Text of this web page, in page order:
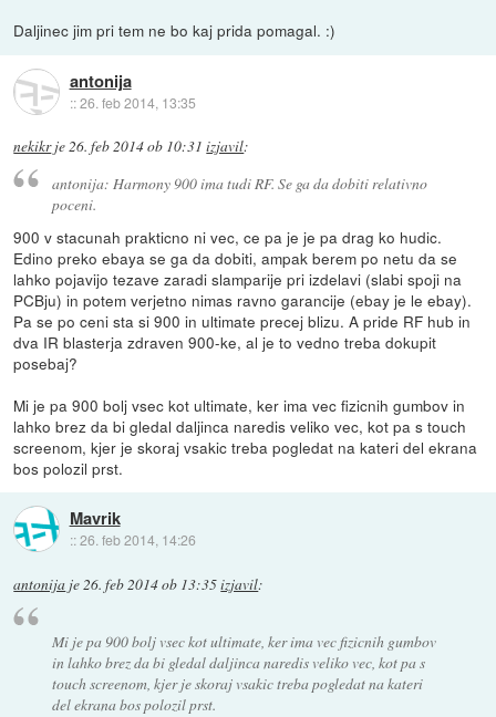
Daljinec jim pri tem ne bo kaj prida pomagal. :)
antonija
::26. feb 2014, 13:35
nekikrje26. feb 2014 ob 10:31 izjavil:
antonija: Harmony 900 ima tudi RF. Se ga da dobiti relativno
poceni.
900 v stacunah prakticno ni vec, ce pa je je pa drag ko hudic.
Edino preko ebaya se ga da dobiti, ampak berem po netu da se
lahko pojavijo tezave zaradi slamparije pri izdelavi (slabi spoji na
PCBju) in potem verjetno nimas ravno garancije (ebay je le ebay).
Pa se po ceni sta si 900 in ultimate precej blizu. A pride RF hub in
dva IR blasterja zdraven 900-ke, al je to vedno treba dokupit
posebaj?
Mi je pa 900 bolj vsec kot ultimate, ker ima vec fizicnih gumbov in
lahko brez da bi gledal daljinca naredis veliko vec, kot pa s touch
screenom, kjer je skoraj vsakic treba pogledat na kateri del ekrana
bos polozil prst.
Mavrik
::26. feb 2014, 14:26
antonija je26. feb 2014 ob 13:35izjavil:
Mi je pa 900 bolj vsec kot ultimate, ker ima vec fizicnih gumbov
in lahko brez da bi gledal daljinca naredis veliko vec, kot pa s
touch screenom, kjer je skoraj vsakic treba pogledat na kateri
del ekrana bos polozil prst.